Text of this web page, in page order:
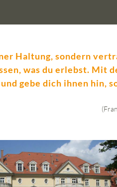
Haltung, sondern
was du erlebst. Mit
gebe dich ihnen hin,